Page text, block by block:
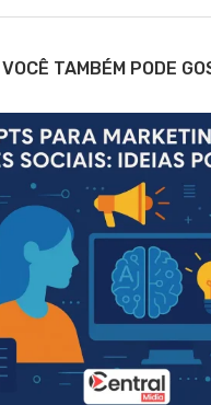
VOCÊ TAMBÉM PODE